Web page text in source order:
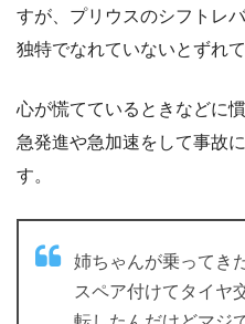
すが、プリウスのシフトレ
独特でなれていないとずれ
心が慌てているときなどに
急発進や急加速をして事故
す。
姉ちゃんが乗ってき
スペア付けてタイヤ